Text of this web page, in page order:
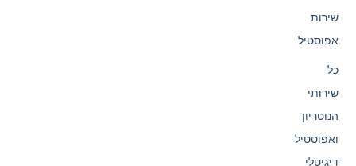
שירות
אפוסטיל
כל
שירותי
הנוטריון
ואפוסטיל
דיגיטלי